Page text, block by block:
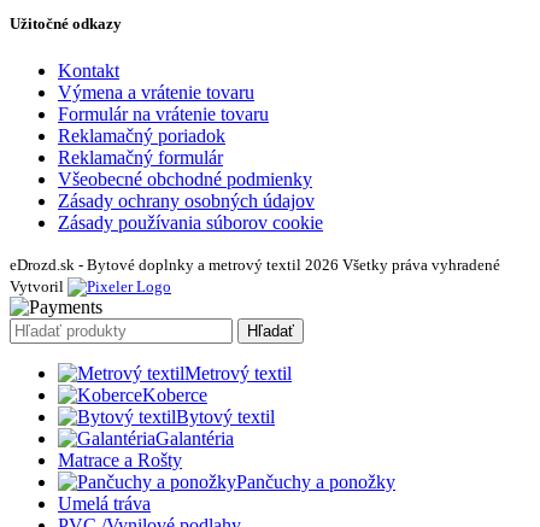
Užitočné odkazy
Kontakt
Výmena a vrátenie tovaru
Formulár na vrátenie tovaru
Reklamačný poriadok
Reklamačný formulár
Všeobecné obchodné podmienky
Zásady ochrany osobných údajov
Zásady používania súborov cookie
eDrozd.sk - Bytové doplnky a metrový textil 2026 Všetky práva vyhradené
Vytvoril
Hľadať
Metrový textil
Koberce
Bytový textil
Galantéria
Matrace a Rošty
Pančuchy a ponožky
Umelá tráva